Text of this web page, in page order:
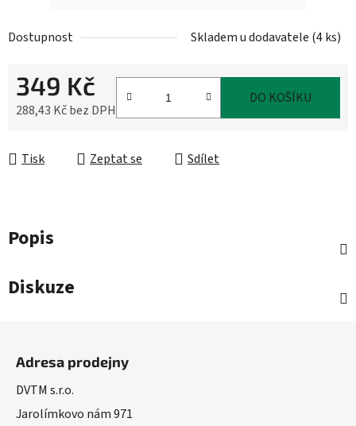
Dostupnost Skladem u dodavatele (4 ks)
349 Kč
288,43 Kč bez DPH
DO KOŠÍKU
Tisk Zeptat se Sdílet
Popis
Diskuze
Adresa prodejny
DVTM s.r.o.
Jarolímkovo nám 971